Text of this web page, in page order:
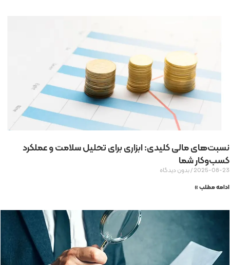
نسبت‌های مالی کلیدی: ابزاری برای تحلیل سلامت و عملکرد
کسب‌وکار شما
2025-08-23 بدون دیدگاه
ادامه مطلب »